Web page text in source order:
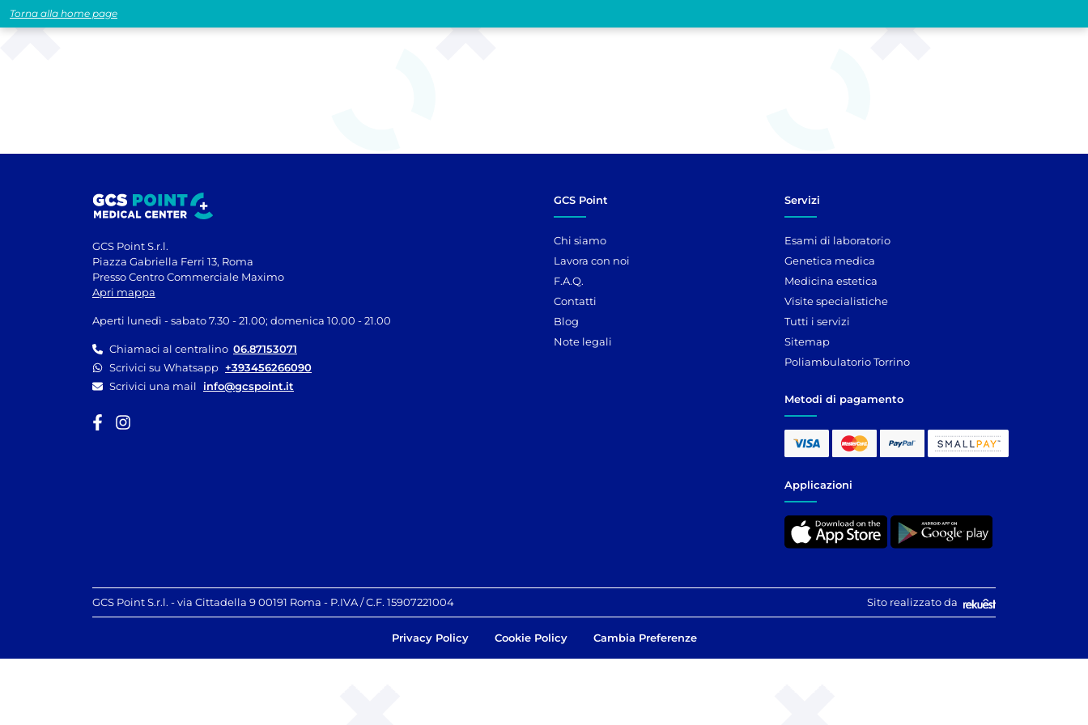
Torna alla home page
GCS Point S.r.l.
Piazza Gabriella Ferri 13, Roma
Presso Centro Commerciale Maximo
Apri mappa
Aperti lunedì - sabato 7.30 - 21.00; domenica 10.00 - 21.00
Chiamaci al centralino 06.87153071
Scrivici su Whatsapp +393456266090
Scrivici una mail
info@gcspoint.it
GCS Point
Chi siamo
Lavora con noi
F.A.Q.
Contatti
Blog
Note legali
Servizi
Esami di laboratorio
Genetica medica
Medicina estetica
Visite specialistiche
Tutti i servizi
Sitemap
Poliambulatorio Torrino
Metodi di pagamento
Applicazioni
GCS Point S.r.l. - via Cittadella 9 00191 Roma - P.IVA / C.F. 15907221004 Sito realizzato da
Privacy Policy Cookie Policy Cambia Preferenze